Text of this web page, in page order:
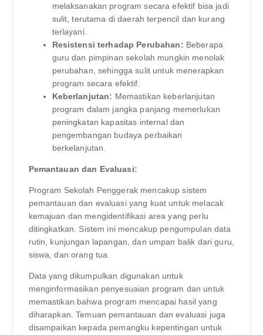
melaksanakan program secara efektif bisa jadi
sulit, terutama di daerah terpencil dan kurang
terlayani.
Resistensi terhadap Perubahan: Beberapa
guru dan pimpinan sekolah mungkin menolak
perubahan, sehingga sulit untuk menerapkan
program secara efektif.
Keberlanjutan: Memastikan keberlanjutan
program dalam jangka panjang memerlukan
peningkatan kapasitas internal dan
pengembangan budaya perbaikan
berkelanjutan.
Pemantauan dan Evaluasi:
Program Sekolah Penggerak mencakup sistem
pemantauan dan evaluasi yang kuat untuk melacak
kemajuan dan mengidentifikasi area yang perlu
ditingkatkan. Sistem ini mencakup pengumpulan data
rutin, kunjungan lapangan, dan umpan balik dari guru,
siswa, dan orang tua.
Data yang dikumpulkan digunakan untuk
menginformasikan penyesuaian program dan untuk
memastikan bahwa program mencapai hasil yang
diharapkan. Temuan pemantauan dan evaluasi juga
disampaikan kepada pemangku kepentingan untuk